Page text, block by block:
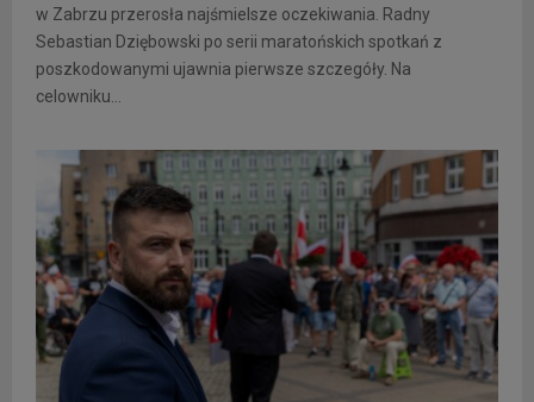
w Zabrzu przerosła najśmielsze oczekiwania. Radny
Sebastian Dziębowski po serii maratońskich spotkań z
poszkodowanymi ujawnia pierwsze szczegóły. Na
celowniku...